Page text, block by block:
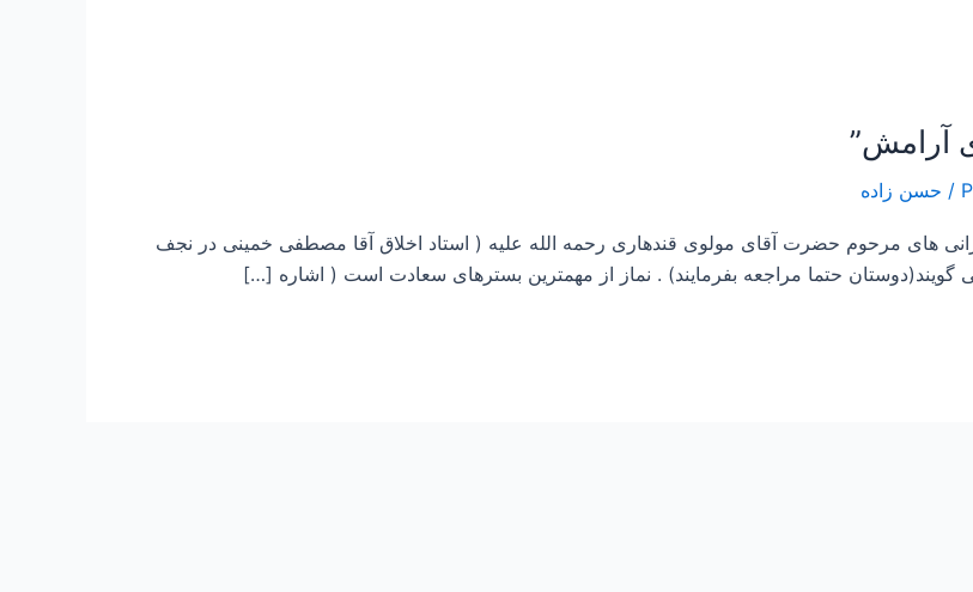
/ حسن زاده
های مرحوم حضرت آقای مولوی قندهاری رحمه الله علیه ( استاد اخلاق آقا مصطفی خمینی در نجف
حتما مراجعه بفرمایند) . نماز از مهمترین بسترهای سعادت است ( اشاره […]